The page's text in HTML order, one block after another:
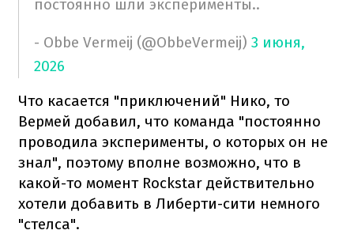
постоянно шли эксперименты..
- Obbe Vermeij (@ObbeVermeij) 3 июня,
2026
Что касается "приключений" Нико, то
Вермей добавил, что команда "постоянно
проводила эксперименты, о которых он не
знал", поэтому вполне возможно, что в
какой-то момент Rockstar действительно
хотели добавить в Либерти-сити немного
"стелса".